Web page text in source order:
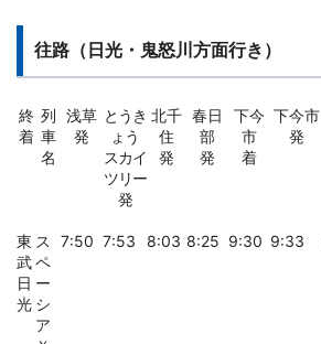
往路（日光・鬼怒川方面行き）
終
着
列
車
名
浅草
発
とうき
ょう
スカイ
ツリー
発
北千
住
発
春日
部
発
下今
市
着
下今市
発
東
武
日
光
ス
ペ
ー
シ
ア
7:50 7:53 8:03 8:25 9:30 9:33